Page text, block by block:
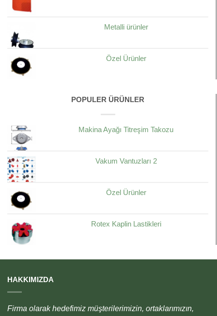
Metalli ürünler
Özel Ürünler
POPULER ÜRÜNLER
Makina Ayağı Titreşim Takozu
Vakum Vantuzları 2
Özel Ürünler
Rotex Kaplin Lastikleri
HAKKIMIZDA
Firma olarak hedefimiz müşterilerimizin, ortaklarımızın,